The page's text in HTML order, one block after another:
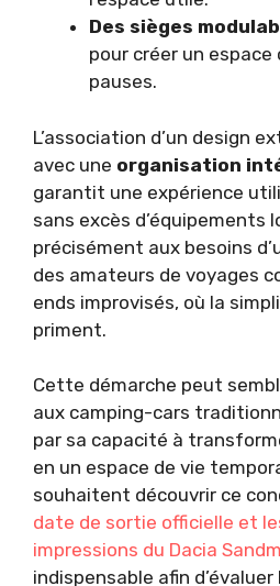
Des sièges
pour créer un espace
pauses.
L’association d’un design
avec une organisation
garantit une expérience
sans excès d’équipements
précisément aux besoins
des amateurs de voyages
ends improvisés, où la
priment.
Cette démarche peut
aux camping-cars
par sa capacité à
en un espace de vie
souhaitent découvrir ce
date de sortie officielle et
impressions du Dacia
indispensable afin